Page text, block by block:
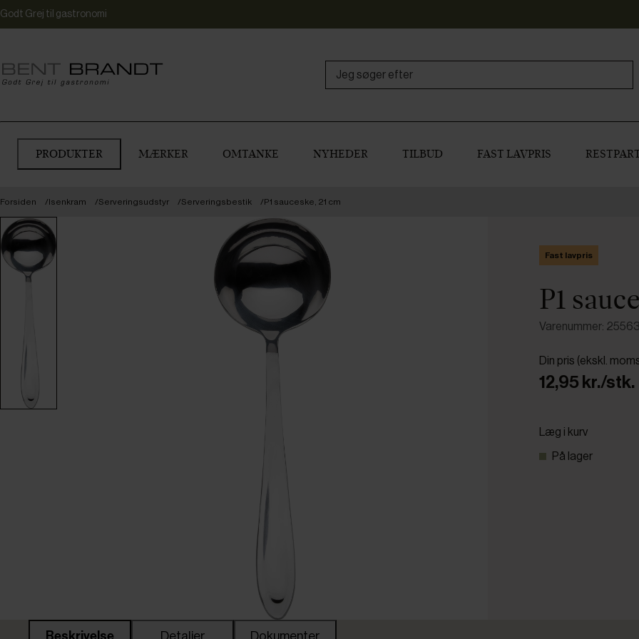
Godt Grej til gastronomi
PRODUKTER MÆRKER OMTANKE NYHEDER TILBUD FAST LAVPRIS
Forsiden Isenkram Serveringsudstyr Serveringsbestik P1 sauceske, 21 cm
Fast lavpris
P1
Varenummer:
Din pris (ekskl.
12,95 kr./stk.
Læg i kurv
På lager
Beskrivelse Detaljer Dokumenter